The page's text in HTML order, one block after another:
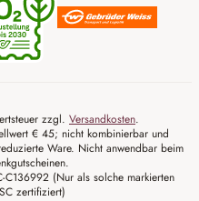
zzgl. Versandkosten.
€ 45; nicht kombinierbar und
Ware. Nicht anwendbar beim
C136992 (Nur als solche markierten
zertifiziert)